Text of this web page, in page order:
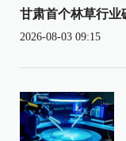
甘肃首个林草行业
2026-08-03 09:15